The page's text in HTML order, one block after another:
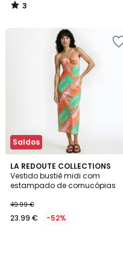
3
/
Saldos
LA REDOUTE COLLECTIONS
Vestido bustiê midi com
estampado de cornucópias
49.99 €
23.99 € -52%